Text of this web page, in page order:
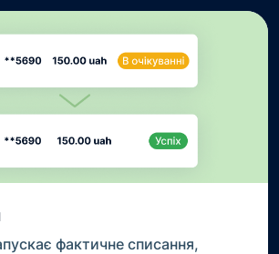
фактичне списання,